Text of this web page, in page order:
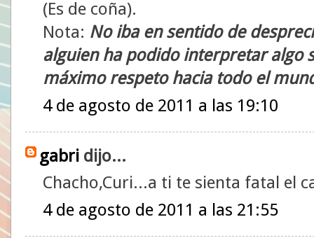
(Es de coña).
Nota: No iba en sentido de
alguien ha podido interpretar algo
máximo respeto hacia todo el
4 de agosto de 2011 a las 19:10
gabri dijo...
Chacho,Curi...a ti te sienta fatal el
4 de agosto de 2011 a las 21:55